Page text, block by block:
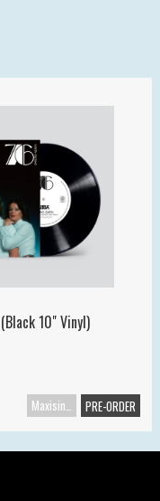
10" Vinyl)
Maxisingle PRE-ORDER